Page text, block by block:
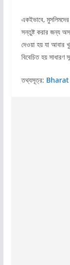
একইভাবে,
সন্তুষ্ট করার জন্য
দেওয়া হয় যা আবার
বিবেচিত হয়
তথ্যসূত্র: